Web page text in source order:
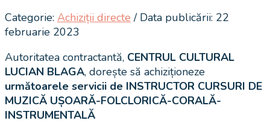
Categorie: Achiziții directe / Data publicării: 22
februarie 2023
Autoritatea contractantă, CENTRUL CULTURAL
LUCIAN BLAGA, dorește să achiziționeze
următoarele servicii de INSTRUCTOR CURSURI DE
MUZICĂ UȘOARĂ-FOLCLORICĂ-CORALĂ-
INSTRUMENTALĂ